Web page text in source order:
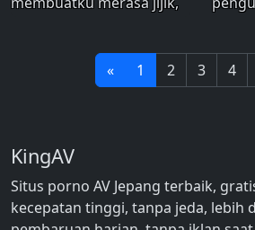
ingin menangis… Nomiya
An – Nomiya Ann
« 1 2 3 4
KingAV
Situs porno AV Jepang terbaik,
kecepatan tinggi, tanpa jeda, lebih